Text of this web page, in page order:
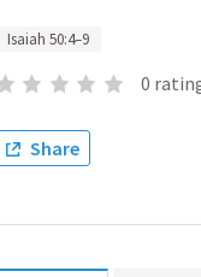
Isaiah 50:4–9
0
Share